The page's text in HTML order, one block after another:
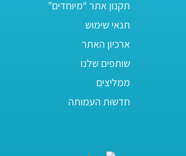
תקנון אתר “מיוחדים”
תנאי שימוש
ארכיון האתר
שותפים שלנו
ממליצים
חדשות העמותה